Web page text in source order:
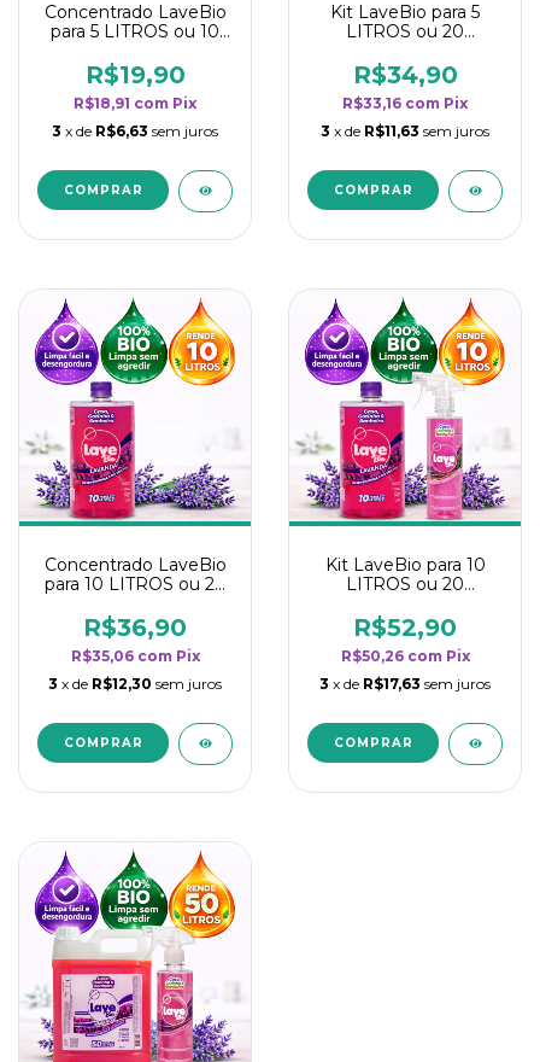
Concentrado LaveBio
para 5 LITROS ou 10
rendimento da
categoria - Lavanda
R$19,90
R$18,91 com Pix
3 x de R$6,63 sem juros
Kit LaveBio para 5
LITROS ou 20
rendimento da
categoria - Lavanda
R$34,90
R$33,16 com Pix
3 x de R$11,63 sem juros
Concentrado LaveBio
para 10 LITROS ou 20
rendimento da
categoria - Lavanda
R$36,90
R$35,06 com Pix
3 x de R$12,30 sem juros
Kit LaveBio para 10
LITROS ou 20
rendimento da
categoria - Lavanda
R$52,90
R$50,26 com Pix
3 x de R$17,63 sem juros